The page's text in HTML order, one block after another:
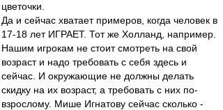
цветочки.
Да и сейчас хватает примеров, когда человек в
17-18 лет ИГРАЕТ. Тот же Холланд, например.
Нашим игрокам не стоит смотреть на свой
возраст и надо требовать с себя здесь и
сейчас. И окружающие не должны делать
скидку на их возраст, а требовать с них по-
взрослому. Мише Игнатову сейчас сколько -